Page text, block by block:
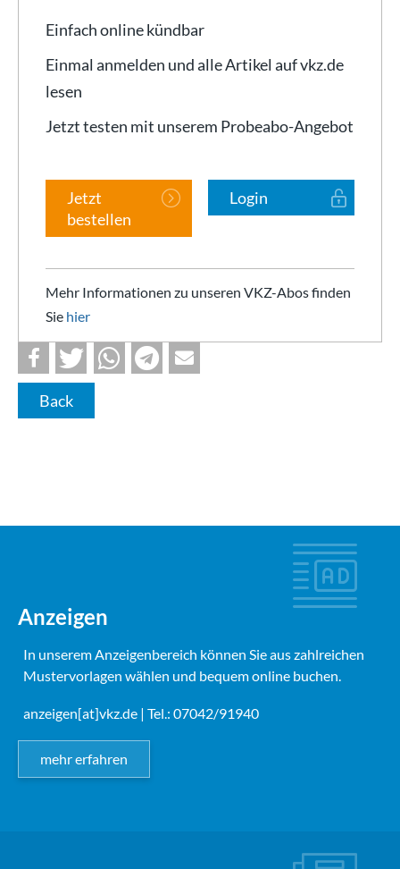
Einfach online kündbar
Einmal anmelden und alle Artikel auf vkz.de
lesen
Jetzt testen mit unserem Probeabo-Angebot
Jetzt
bestellen
Login
Mehr Informationen zu unseren VKZ-Abos finden
Sie hier
Back
Anzeigen
In unserem Anzeigenbereich können Sie aus zahlreichen
Mustervorlagen wählen und bequem online buchen.
anzeigen[at]vkz.de | Tel.: 07042/91940
mehr erfahren